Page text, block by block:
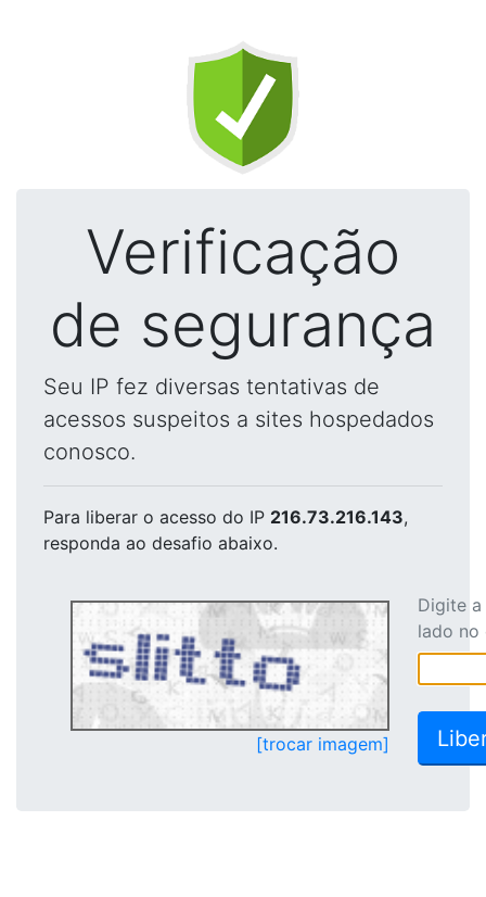
Verificação
de segurança
Seu IP fez diversas tentativas de
acessos suspeitos a sites hospedados
conosco.
Para liberar o acesso do IP 216.73.216.143,
responda ao desafio abaixo.
[trocar imagem]
Digite
lado no